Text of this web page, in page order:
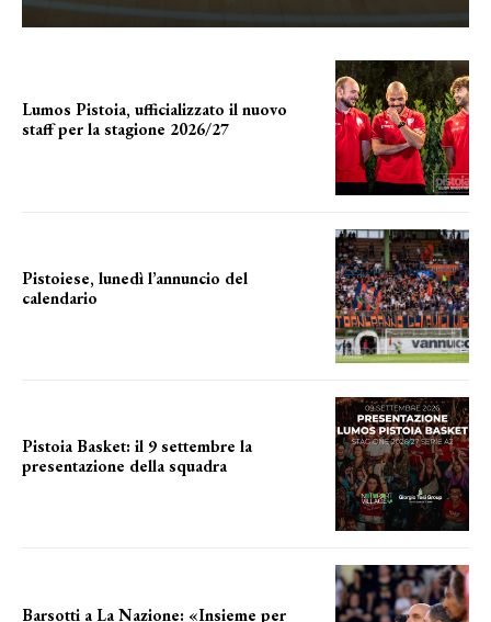
Lumos Pistoia, ufficializzato il nuovo
staff per la stagione 2026/27
Pistoiese, lunedì l’annuncio del
calendario
Pistoia Basket: il 9 settembre la
presentazione della squadra
Barsotti a La Nazione: «Insieme per